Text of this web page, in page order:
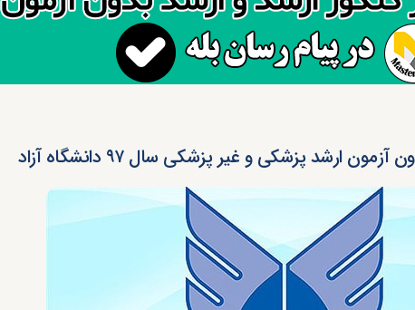
ارشد پزشکی و غیر پزشکی سال ۹۷ دانشگاه آزاد